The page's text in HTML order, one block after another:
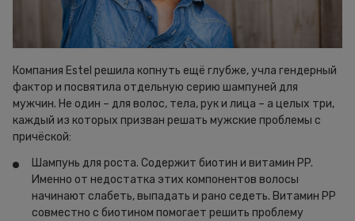
Компания Estel решила копнуть ещё глубже, учла гендерный
фактор и посвятила отдельную серию шампуней для
мужчин. Не один – для волос, тела, рук и лица – а целых три,
каждый из которых призван решать мужские проблемы с
причёской:
Шампунь для роста. Содержит биотин и витамин PP.
Именно от недостатка этих компонентов волосы
начинают слабеть, выпадать и рано седеть. Витамин РР
совместно с биотином помогает решить проблему